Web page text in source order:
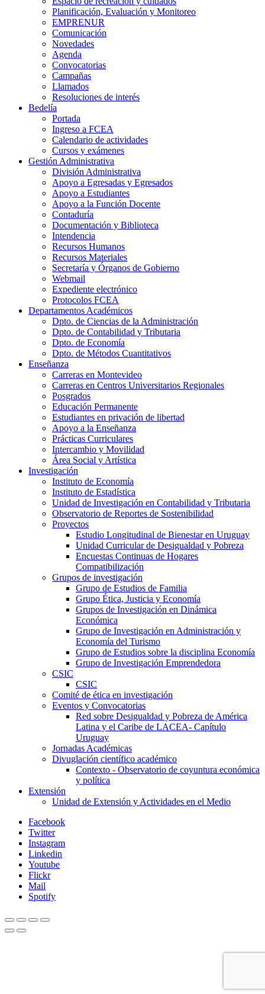
Planificación, Evaluación y Monitoreo
EMPRENUR
Comunicación
Novedades
Agenda
Convocatorias
Campañas
Llamados
Resoluciones de interés
Bedelía
Portada
Ingreso a FCEA
Calendario de actividades
Cursos y exámenes
Gestión Administrativa
División Administrativa
Apoyo a Egresadas y Egresados
Apoyo a Estudiantes
Apoyo a la Función Docente
Contaduría
Documentación y Biblioteca
Intendencia
Recursos Humanos
Recursos Materiales
Secretaría y Órganos de Gobierno
Webmail
Expediente electrónico
Protocolos FCEA
Departamentos Académicos
Dpto. de Ciencias de la Administración
Dpto. de Contabilidad y Tributaria
Dpto. de Economía
Dpto. de Métodos Cuantitativos
Enseñanza
Carreras en Montevideo
Carreras en Centros Universitarios Regionales
Posgrados
Educación Permanente
Estudiantes en privación de libertad
Apoyo a la Enseñanza
Prácticas Curriculares
Intercambio y Movilidad
Área Social y Artística
Investigación
Instituto de Economía
Instituto de Estadística
Unidad de Investigación en Contabilidad y Tributaria
Observatorio de Reportes de Sostenibilidad
Proyectos
Estudio Longitudinal de Bienestar en Uruguay
Unidad Curricular de Desigualdad y Pobreza
Encuestas Continuas de Hogares
Compatibilización
Grupos de investigación
Grupo de Estudios de Familia
Grupo Ética, Justicia y Economía
Grupos de Investigación en Dinámica
Económica
Grupo de Investigación en Administración y
Economía del Turismo
Grupo de Estudios sobre la disciplina Economía
Grupo de Investigación Emprendedora
CSIC
CSIC
Comité de ética en investigación
Eventos y Convocatorias
Red sobre Desigualdad y Pobreza de América
Latina y el Caribe de LACEA- Capítulo
Uruguay
Jornadas Académicas
Divuglación científico académico
Contexto - Observatorio de coyuntura económica
y política
Extensión
Unidad de Extensión y Actividades en el Medio
Facebook
Twitter
Instagram
Linkedin
Youtube
Flickr
Mail
Spotify